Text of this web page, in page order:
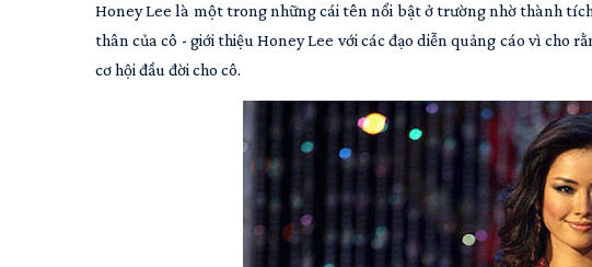
Honey Lee là một trong những cái tên nổi bật ở trường nhờ thành
thân của cô - giới thiệu Honey Lee với các đạo diễn quảng cáo vì cho
cơ hội đầu đời cho cô.